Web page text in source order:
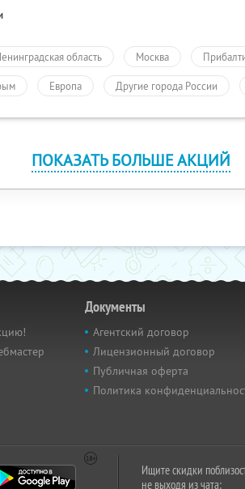
область Москва
Европа Другие города России
ПОКАЗАТЬ БОЛЬШЕ АКЦИЙ
Документы
Агентский договор
Лицензионный договор
Публичная оферта
Политика
Ищите скидки
не выходя из чата: